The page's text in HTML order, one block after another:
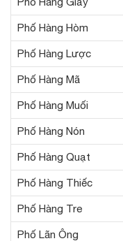
Phố Hàng Hòm
Phố Hàng Lược
Phố Hàng Mã
Phố Hàng Muối
Phố Hàng Nón
Phố Hàng Quạt
Phố Hàng Thiếc
Phố Hàng Tre
Phố Lãn Ông